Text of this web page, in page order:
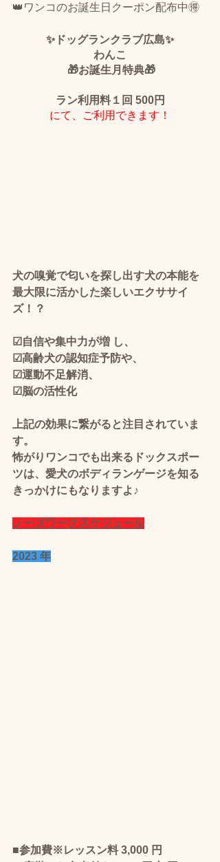
👑ワンコのお誕生日クーポン配布中🉐
✨ドッグランクラブ広島✨
わんこ
🎁お誕生月特典🎁
ラン利用料１回 500円
にて、ご利用できます！
犬の嗅覚で匂いを探し出す犬の本能を
最大限に活かした楽しいエクササイ
ズ！？
☑自信や集中力が増 し、
☑高齢犬の認知症予防や、
☑運動不足解消、
☑脳の活性化
上記の効果に繋がると注目されていま
す。
怖がりワンコでも出来るドックスポー
ツは、愛犬のボディランゲージを知る
きっかけにもなりますよ♪
ノーズワークスケジュール
2023 年
■参加費※レッスン料 3,000 円